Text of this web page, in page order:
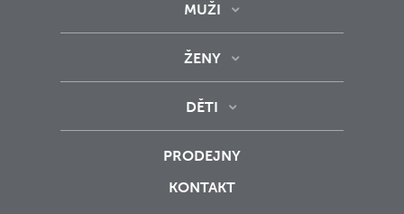
MUŽI
ŽENY
DĚTI
PRODEJNY
KONTAKT